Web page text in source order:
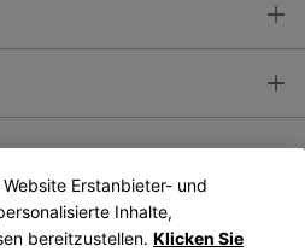
Bose Connect
App
Erstanbieter- und
Inhalte,
bereitzustellen. Klicken Sie